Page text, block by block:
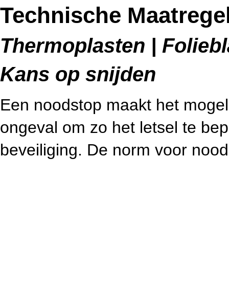
Technische
Thermoplasten |
Kans op snijden
Een noodstop maakt het
ongeval om zo het letsel te
beveiliging. De norm voor